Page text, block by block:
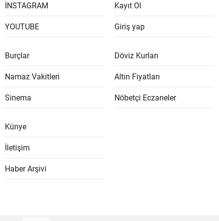
İNSTAGRAM
YOUTUBE
Kayıt Ol
Giriş yap
Burçlar
Namaz Vakitleri
Sinema
Döviz Kurları
Altın Fiyatları
Nöbetçi Eczaneler
Künye
İletişim
Haber Arşivi